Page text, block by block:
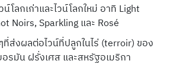
โลกเก่าและไวน์โลกใหม่ อาทิ Light
Noirs, Sparkling และ Rosé
ที่ส่งผลต่อไวน์ที่ปลูกในไร่ (terroir) ของ
อรมัน ฝรั่งเศส และสหรัฐอเมริกา